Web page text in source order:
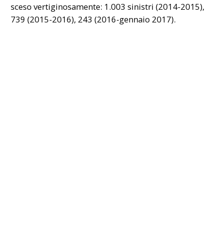
sceso vertiginosamente: 1.003 sinistri (2014-2015),
739 (2015-2016), 243 (2016-gennaio 2017).